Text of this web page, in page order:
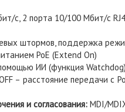
с, 2 порта 10/100 Мбит/с
штормов, поддержка
PoE (Extend On)
ИИ (функция
– расстояние передачи с
и согласования: MDI/